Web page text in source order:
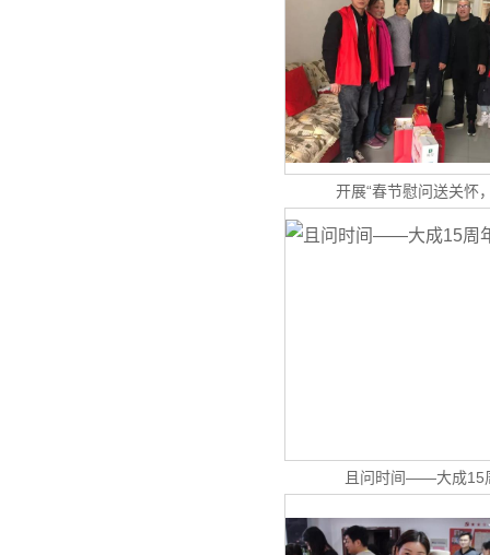
开展“春节慰问送关怀
且问时间——大成15